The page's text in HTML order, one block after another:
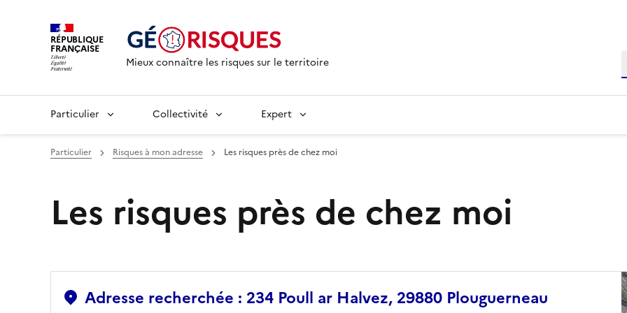
RÉPUBLIQUE
FRANÇAISE
Mieux connaître les risques sur le territoire
Particulier Collectivité Expert
Particulier Risques à mon adresse Les risques près de chez moi
Les risques près de chez moi
Adresse recherchée : 234 Poull ar Halvez, 29880 Plouguerneau